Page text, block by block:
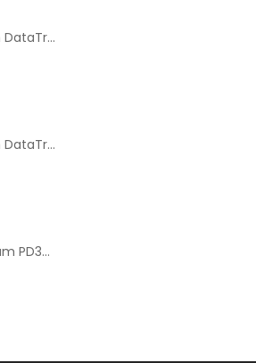
Pendrive Kingston DataTraveler® Exodia™ 64GB 3.2'
Pendrive Kingston DataTraveler® Exodia™ 128GB 3.2´
C111A Hoco Premium PD30W Adaptador de Carga Rápida Puerto Dual USB+Tipo C + Cable